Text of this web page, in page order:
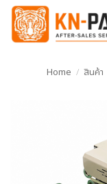
ข้าม
ยัง
Home / สินค้า